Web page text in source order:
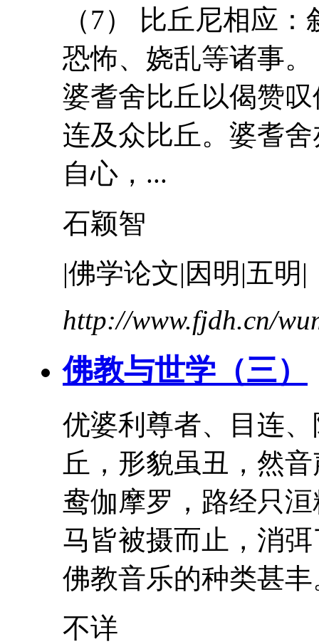
（7） 比丘尼相应
恐怖、娆乱等诸
婆耆舍比丘以偈赞
连及众比丘。婆耆
自心，...
石颖智
|佛学论文|因明|五明|
http://www.fjdh.cn/
佛教与世学（三）
优婆利尊者、目连
丘，形貌虽丑，然
鸯伽摩罗，路经只
马皆被摄而止，消
佛教音乐的种类甚
不详